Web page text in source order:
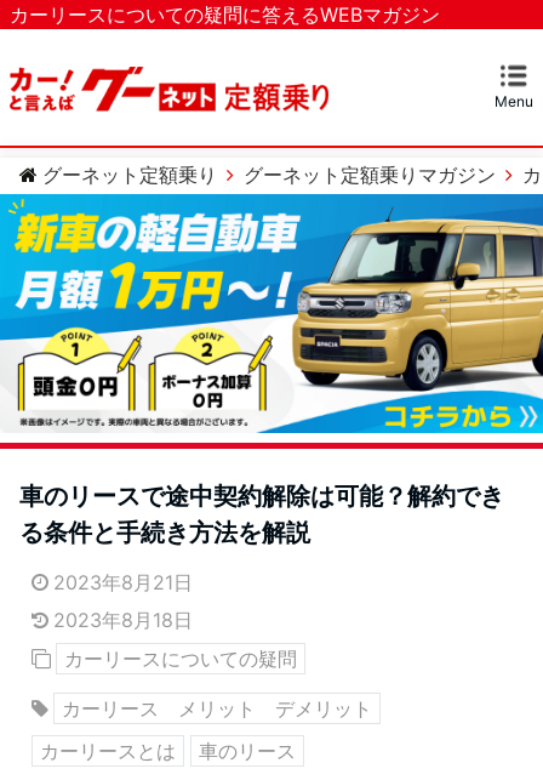
カーリースについての疑問に答えるWEBマガジン
Menu
マガジンTOP
カーリースとは？
ベストなカーリースを探す
カテゴリー
カーリースについての疑問
カーローンについての疑問
車のメンテナンスについての疑問
グーネット定額乗り
グーネット定額乗りマガジン
車のリースで途中契約解除は可能？解約でき
る条件と手続き方法を解説
2023年8月21日
2023年8月18日
カーリースについての疑問
カーリース メリット デメリット
カーリースとは
車のリース